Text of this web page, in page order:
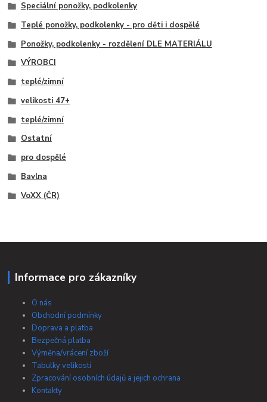
Speciální ponožky, podkolenky
Teplé ponožky, podkolenky - pro děti i dospělé
Ponožky, podkolenky - rozdělení DLE MATERIÁLU
VÝROBCI
teplé/zimní
velikosti 47+
teplé/zimní
Ostatní
pro dospělé
Bavlna
VoXX (ČR)
Informace pro zákazníky
O nás
Obchodní podmínky
Doprava a platba
Bezpečná platba
Výměna/vrácení zboží
Tabulky velikostí
Zpracování osobních údajů a jejich ochrana
Kontakty